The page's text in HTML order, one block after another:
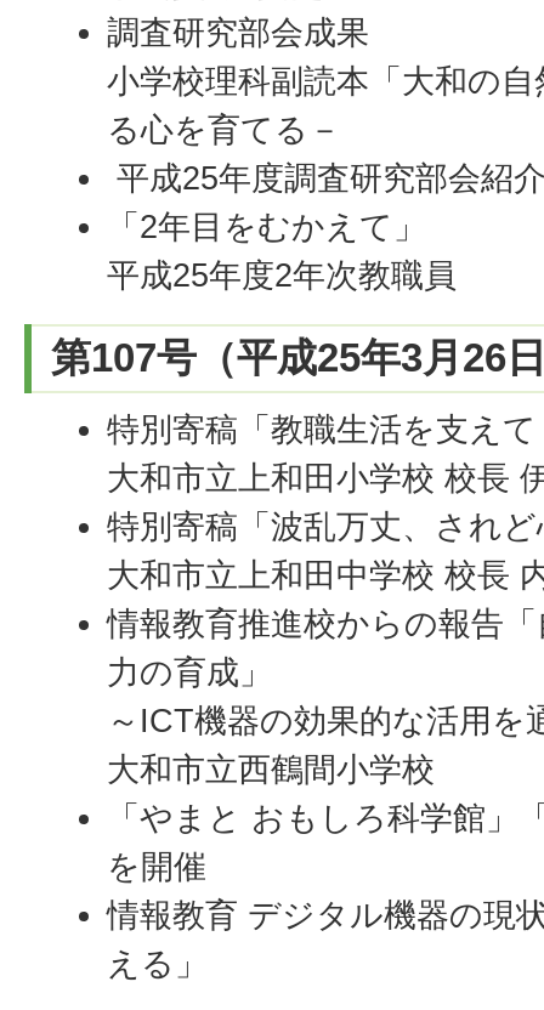
調査研究部会成果
小学校理科副読本「大和の
る心を育てる－
平成25年度調査研究部会紹
「2年目をむかえて」
平成25年度2年次教職員
第107号（平成25年3月26
特別寄稿「教職生活を支え
大和市立上和田小学校 校長
特別寄稿「波乱万丈、され
大和市立上和田中学校 校長
情報教育推進校からの報告
力の育成」
～ICT機器の効果的な活用を
大和市立西鶴間小学校
「やまと おもしろ科学館」
を開催
情報教育 デジタル機器の現
える」